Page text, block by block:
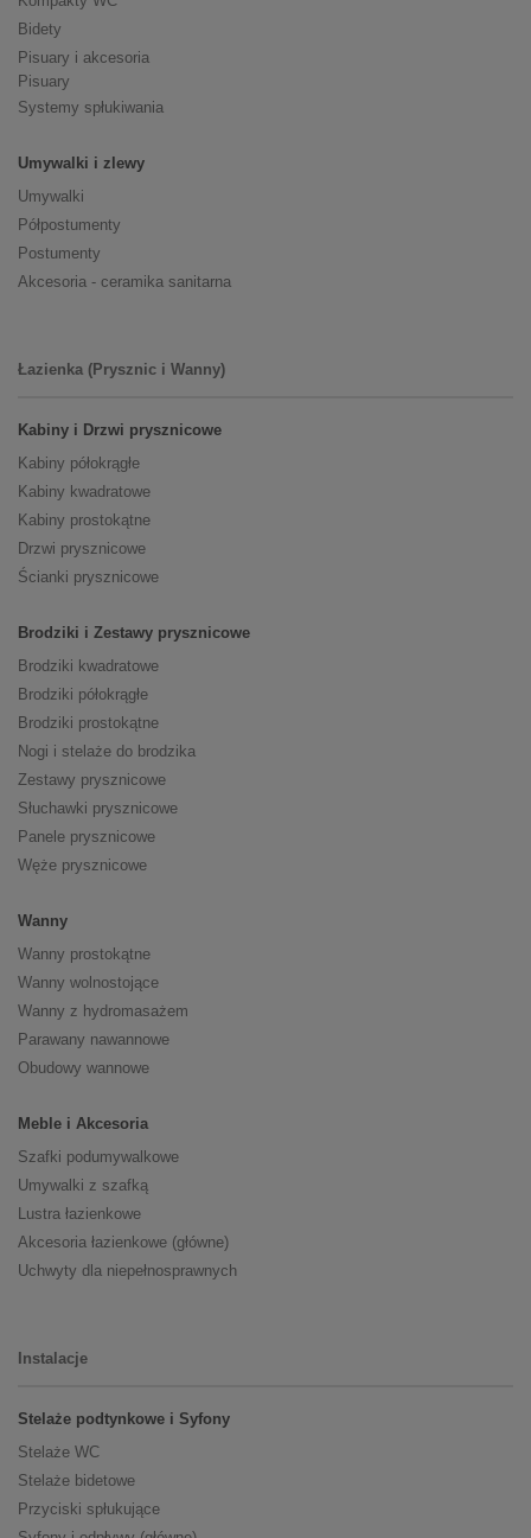
Bidety
Pisuary i akcesoria
Pisuary
Systemy spłukiwania
Umywalki i zlewy
Umywalki
Półpostumenty
Postumenty
Akcesoria - ceramika sanitarna
Łazienka (Prysznic i Wanny)
Kabiny i Drzwi prysznicowe
Kabiny półokrągłe
Kabiny kwadratowe
Kabiny prostokątne
Drzwi prysznicowe
Ścianki prysznicowe
Brodziki i Zestawy prysznicowe
Brodziki kwadratowe
Brodziki półokrągłe
Brodziki prostokątne
Nogi i stelaże do brodzika
Zestawy prysznicowe
Słuchawki prysznicowe
Panele prysznicowe
Węże prysznicowe
Wanny
Wanny prostokątne
Wanny wolnostojące
Wanny z hydromasażem
Parawany nawannowe
Obudowy wannowe
Meble i Akcesoria
Szafki podumywalkowe
Umywalki z szafką
Lustra łazienkowe
Akcesoria łazienkowe (główne)
Uchwyty dla niepełnosprawnych
Instalacje
Stelaże podtynkowe i Syfony
Stelaże WC
Stelaże bidetowe
Przyciski spłukujące